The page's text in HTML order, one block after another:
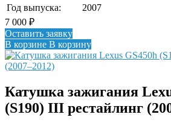
Год выпуска:
2007
7 000 ₽
Оставить заявку
В корзине В корзину
Катушка зажигания
(S190) III рестайлинг